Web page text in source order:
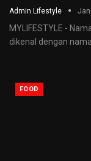
Admin Lifestyle
MYLIFESTYLE -
dikenal dengan
FOOD